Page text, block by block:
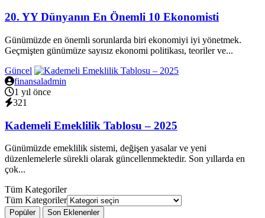
20. YY Dünyanın En Önemli 10 Ekonomisti
Günümüzde en önemli sorunlarda biri ekonomiyi iyi yönetmek.
Geçmişten günümüze sayısız ekonomi politikası, teoriler ve...
Güncel
finansaladmin
1 yıl önce
321
Kademeli Emeklilik Tablosu – 2025
Günümüzde emeklilik sistemi, değişen yasalar ve yeni
düzenlemelerle sürekli olarak güncellenmektedir. Son yıllarda en
çok...
Tüm Kategoriler
Tüm Kategoriler
Popüler Son Eklenenler